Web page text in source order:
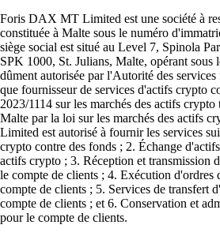
Foris DAX MT Limited est une société à
constituée à Malte sous le numéro
siège social est situé au Level 7, Spinola
SPK 1000, St. Julians, Malte, opérant sous
dûment autorisée par l'Autorité des
que fournisseur de services d'actifs crypto
2023/1114 sur les marchés des actifs
Malte par la loi sur les marchés des actifs
Limited est autorisé à fournir les services
crypto contre des fonds ; 2. Échange
actifs crypto ; 3. Réception et transmission
le compte de clients ; 4. Exécution d'ordres
compte de clients ; 5. Services de transfert
compte de clients ; et 6. Conservation et
pour le compte de clients.